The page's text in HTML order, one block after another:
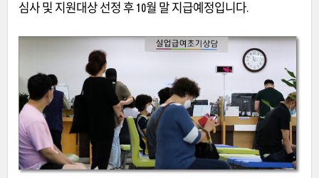
심사 및 지원대상 선정 후 10월 말 지급예정입니다.